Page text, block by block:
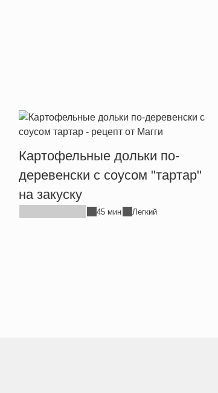
Картофельные дольки по-
деревенски с соусом "тартар"
на закуску
45 мин Легкий